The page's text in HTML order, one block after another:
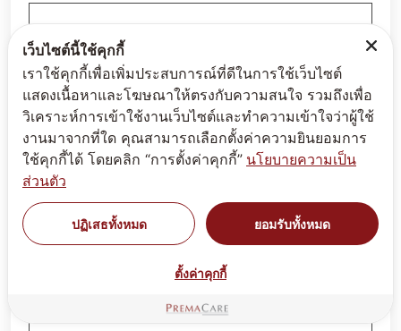
Line ID
📝 รายละเอียด*
เว็บไซต์นี้ใช้คุกกี้
เราใช้คุกกี้เพื่อเพิ่มประสบการณ์ที่ดีในการใช้เว็บไซต์
แสดงเนื้อหาและโฆษณาให้ตรงกับความสนใจ รวมถึงเพื่อ
วิเคราะห์การเข้าใช้งานเว็บไซต์และทำความเข้าใจว่าผู้ใช้
งานมาจากที่ใด คุณสามารถเลือกตั้งค่าความยินยอมการ
ใช้คุกกี้ได้ โดยคลิก “การตั้งค่าคุกกี้” นโยบายความเป็น
ส่วนตัว
ปฏิเสธทั้งหมด ยอมรับทั้งหมด
ตั้งค่าคุกกี้